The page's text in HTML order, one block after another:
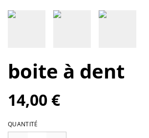
boite à dent
14,00 €
QUANTITÉ